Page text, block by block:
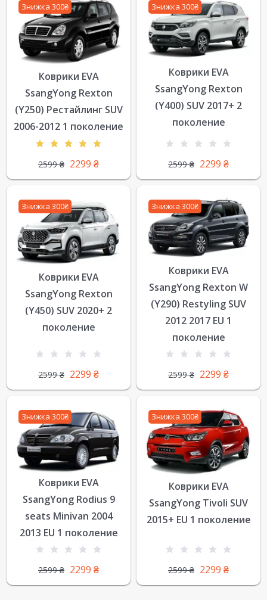
Знижка 300₴
Коврики EVA
SsangYong Rexton
(Y250) Рестайлинг SUV
2006-2012 1 поколение
2599₴ 2299 ₴
Знижка 300₴
Коврики EVA
SsangYong Rexton
(Y400) SUV 2017+ 2
поколение
2599₴ 2299 ₴
Знижка 300₴
Коврики EVA
SsangYong Rexton
(Y450) SUV 2020+ 2
поколение
2599₴ 2299 ₴
Знижка 300₴
Коврики EVA
SsangYong Rexton W
(Y290) Restyling SUV
2012 2017 EU 1
поколение
2599₴ 2299 ₴
Знижка 300₴
Коврики EVA
SsangYong Rodius 9
seats Minivan 2004
2013 EU 1 поколение
2599₴ 2299 ₴
Знижка 300₴
Коврики EVA
SsangYong Tivoli SUV
2015+ EU 1 поколение
2599₴ 2299 ₴